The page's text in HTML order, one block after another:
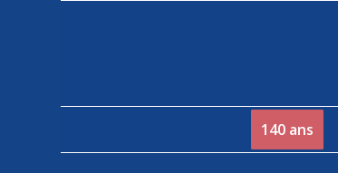
140 ans